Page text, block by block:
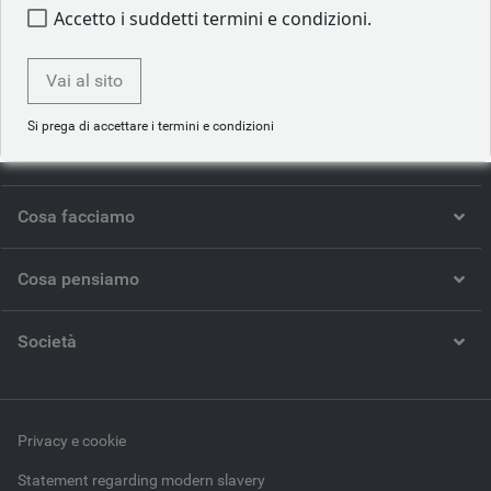
Cosa facciamo
Cosa pensiamo
Società
Privacy e cookie
Statement regarding modern slavery
Accetto i suddetti termini e condizioni.
Vai al sito
Si prega di accettare i termini e condizioni